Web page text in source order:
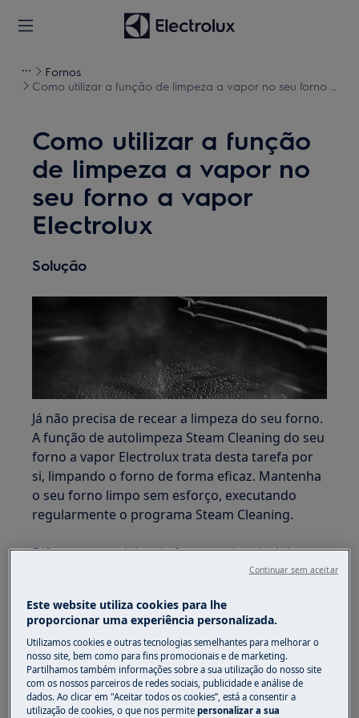
Fornos
Como utilizar a função de limpeza a vapor no seu forno a
Como utilizar a função
de limpeza a vapor no
seu forno a vapor
Electrolux
Solução
Já não precisa de recear a limpeza do seu forno.
A função de autolimpeza Steam Cleaning do seu
forno a vapor Electrolux trata desta tarefa por
si, limpando o forno de forma eficaz. Mantenha
o seu forno limpo sem esforço, executando
regularmente o programa Steam Cleaning.
Diferentes modelos de forno podem incluir
diferentes funções de limpeza para facilitar esta
que funções tem disponíveis para tornar a
limpeza do seu forno mais simples.
O que é a limpeza a vapor e porque é que
a deve utilizar?
A Limpeza a Vapor é uma função de limpeza
Este website utiliza cookies para lhe
proporcionar uma experiência personalizada.
Utilizamos cookies e outras tecnologias semelhantes para melhorar o
nosso site, bem como para fins promocionais e de marketing.
Partilhamos também informações sobre a sua utilização do nosso site
com os nossos parceiros de redes sociais, publicidade e análise de
dados. Ao clicar em "Aceitar todos os cookies”, está a consentir a
utilização de cookies, o que nos permitepersonalizar a sua
Continuar sem aceitar